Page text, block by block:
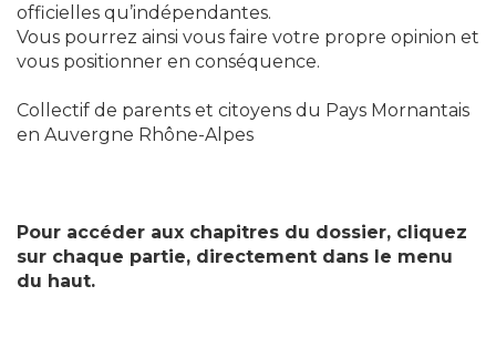
officielles qu’indépendantes.
Vous pourrez ainsi vous faire votre propre opinion et
vous positionner en conséquence.
Collectif de parents et citoyens du Pays Mornantais
en Auvergne Rhône-Alpes
Pour accéder aux chapitres du dossier, cliquez
sur chaque partie, directement dans le menu
du haut.